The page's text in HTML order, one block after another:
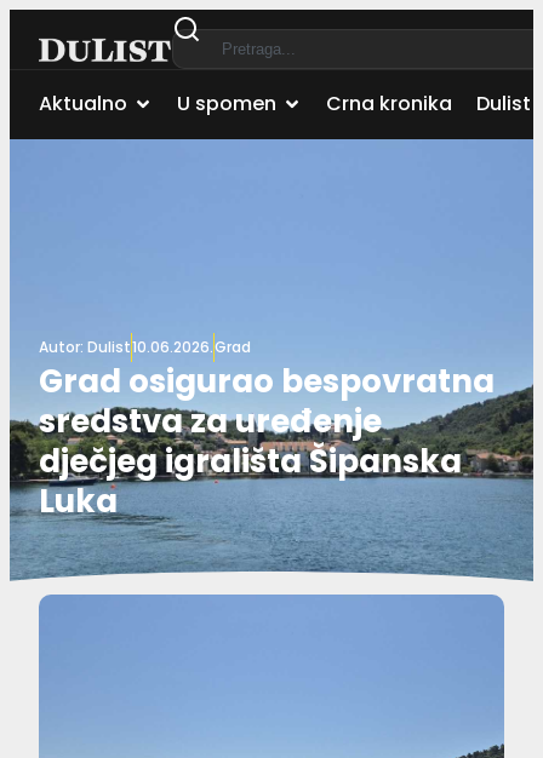
Aktualno U spomen Crna kronika Dulist
Autor: Dulist10.06.2026.Grad
Grad osigurao bespovratna
sredstva za uređenje
dječjeg igrališta Šipanska
Luka